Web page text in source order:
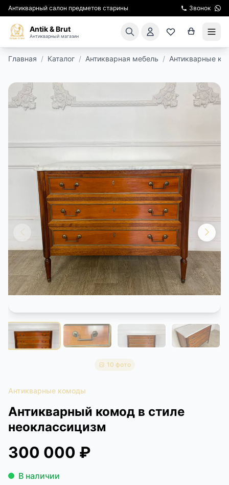
Антикварный салон предметов старины Звонок
Antik & Brut
Антикварный магазин
АРЕНДА МЕБЕЛИ
ЭКСКУРСИИ
РЕСТАВРАЦИЯ
КУРСЫ ПО РЕСТАВРАЦИИ
КОНТАКТЫ
ДОСТАВКА И ОПЛАТА
Главная / Каталог / Антикварная мебель / Антикварные
10 фото
Антикварные комоды
Антикварный комод в стиле
неоклассицизм
300 000 ₽
В наличии